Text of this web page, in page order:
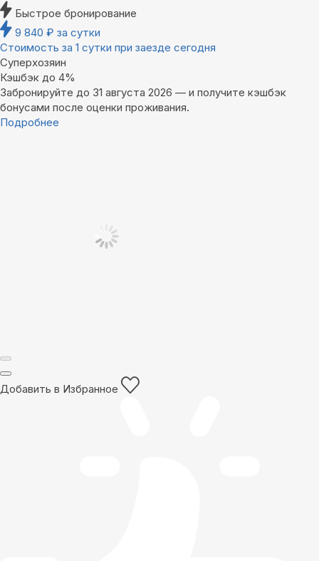
Быстрое бронирование
9 840 ₽ за сутки
Стоимость за 1 сутки при заезде сегодня
Суперхозяин
Кэшбэк до 4%
Забронируйте до 31 августа 2026 — и получите кэшбэк
бонусами после оценки проживания.
Подробнее
Добавить в Избранное